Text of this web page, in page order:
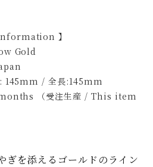
】
Gold
/ 全長:145mm
（受注生産 / This item
ぎを添えるゴールドのライン